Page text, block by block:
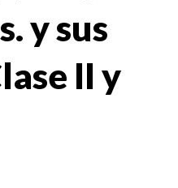
y sus
II y